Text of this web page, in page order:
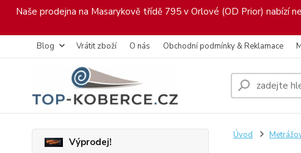
Naše prodejna na Masarykově třídě 795 v Orlové (OD Prior) nabízí
Blog Vrátit zboží O nás Obchodní podmínky & Reklamace
Výprodej!
Úvod